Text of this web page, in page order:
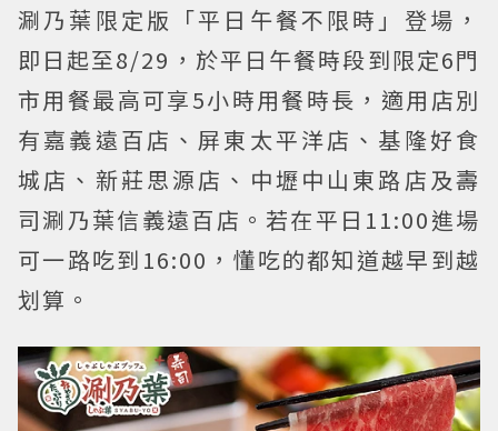
涮乃葉限定版「平日午餐不限時」登場，
即日起至8/29，於平日午餐時段到限定6門
市用餐最高可享5小時用餐時長，適用店別
有嘉義遠百店、屏東太平洋店、基隆好食
城店、新莊思源店、中壢中山東路店及壽
司涮乃葉信義遠百店。若在平日11:00進場
可一路吃到16:00，懂吃的都知道越早到越
划算。